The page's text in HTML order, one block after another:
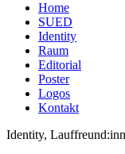
Home
SUED
Identity
Raum
Editorial
Poster
Logos
Kontakt
Identity,